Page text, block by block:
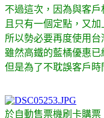
不過這次，因為與客戶
且只有一個定點，又加
所以勢必要再度使用台
雖然高鐵的藍橘優惠已
但是為了不耽誤客戶
於自動售票機刷卡購